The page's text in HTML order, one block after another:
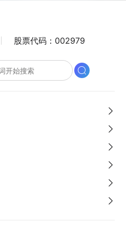
股票代码： 002979